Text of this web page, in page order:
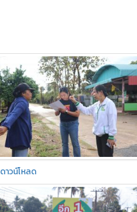
ดาวน์โหลด